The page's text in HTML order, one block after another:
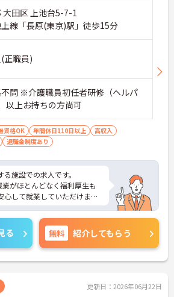
大田区 上池台5-7-1
線「長原(東京)駅」徒歩15分
正職員)
問 ※介護職員初任者研修（ヘルパ
以上お持ちの方尚可
資格OK 年間休日110日以上
高収入
退職金制度あり
施設での求人です。
がほとんどなく福利厚生も
心して就業していただけま
軽にお問い合わせ下さい。
る 無料 紹介してもらう
更新日：2026年06月22日